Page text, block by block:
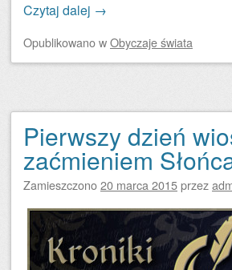
Czytaj dalej →
OpublikowanowObyczaje świata
Pierwszy dzień
zaćmieniem
Zamieszczono20 marca 2015przez